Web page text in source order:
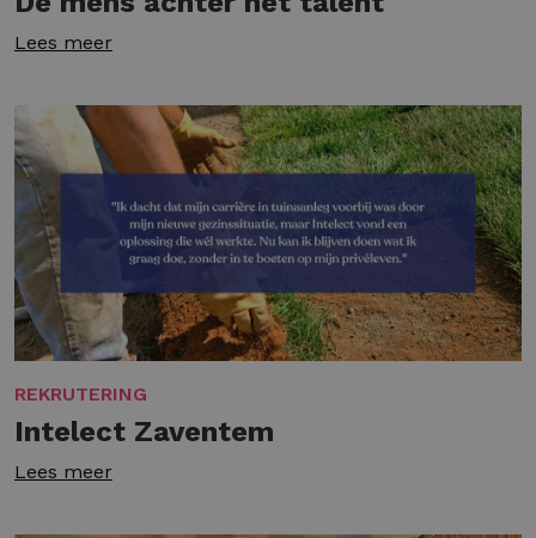
Lees meer
REKRUTERING
Intelect Zaventem
Lees meer